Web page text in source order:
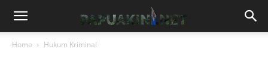
Home Hukum Kriminal